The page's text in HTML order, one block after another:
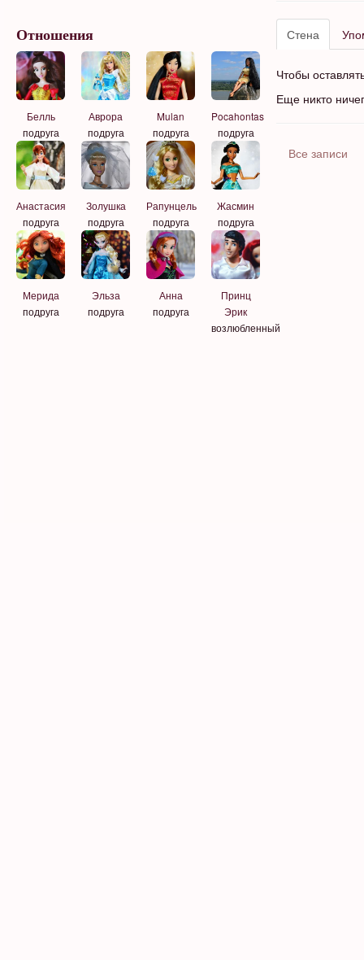
Отношения
Белль
подруга
Аврора
подруга
Mulan
подруга
Pocahontas
подруга
Анастасия
подруга
Золушка
подруга
Рапунцель
подруга
Жасмин
подруга
Мерида
подруга
Эльза
подруга
Анна
подруга
Принц
Эрик
возлюбленный
Стена
Чтобы
Еще никто
Все записи